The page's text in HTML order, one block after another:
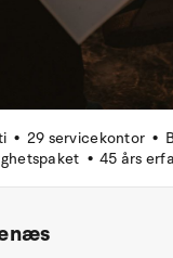
29 servicekontor
45 års